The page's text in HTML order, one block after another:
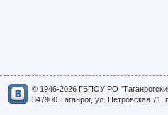
© 1946-2026 ГБПОУ РО
347900 Таганрог, ул. Петровская 71,